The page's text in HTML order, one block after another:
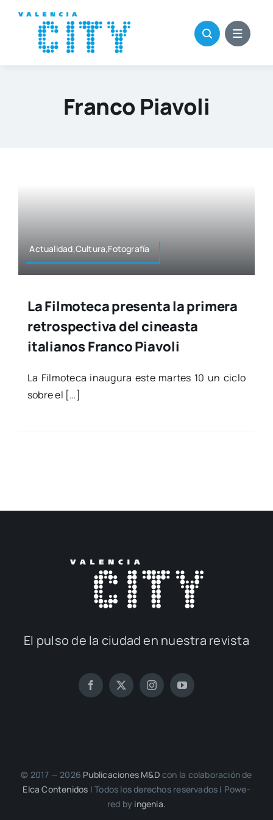
contenido
Franco Piavoli
Actualidad,Cultura,Fotografía
La Filmoteca presenta la primera
retrospectiva del cineasta
italianos Franco Piavoli
La Fil­mo­te­ca inau­gu­ra este mar­tes 10 un ciclo
sobre el […]
El pul­so de la ciu­dad en nues­tra revis­ta
© 2017 — 2026 Publi­ca­cio­nes M&D con la cola­bo­ra­ción de
Elca Con­te­ni­dos | Todos los dere­chos reser­va­dos | Powe­
red by inge­nia.